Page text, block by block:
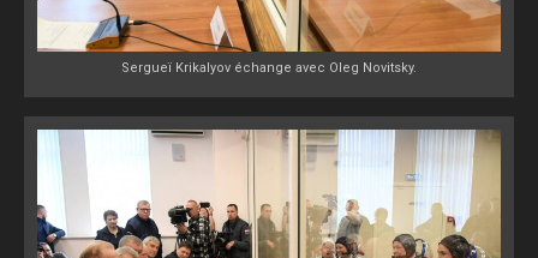
Sergueï Krikalyov échange avec Oleg Novitsky.